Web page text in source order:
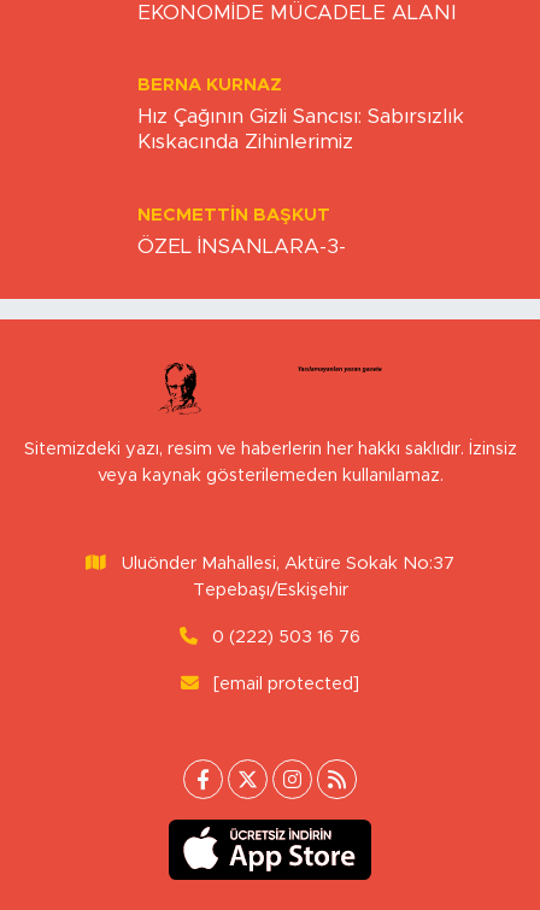
EKONOMİDE MÜCADELE ALANI
BERNA KURNAZ
Hız Çağının Gizli Sancısı: Sabırsızlık
Kıskacında Zihinlerimiz
NECMETTIN BAŞKUT
ÖZEL İNSANLARA-3-
Sitemizdeki yazı, resim ve haberlerin her hakkı saklıdır. İzinsiz
veya kaynak gösterilemeden kullanılamaz.
Uluönder Mahallesi, Aktüre Sokak No:37
Tepebaşı/Eskişehir
0 (222) 503 16 76
[email protected]